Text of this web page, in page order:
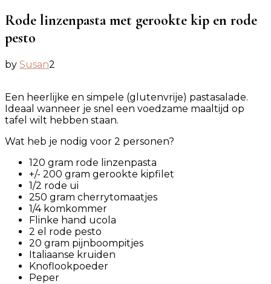
Rode linzenpasta met gerookte kip en rode
pesto
by Susan2
Een heerlijke en simpele (glutenvrije) pastasalade.
Ideaal wanneer je snel een voedzame maaltijd op
tafel wilt hebben staan.
Wat heb je nodig voor 2 personen?
120 gram rode linzenpasta
+/- 200 gram gerookte kipfilet
1/2 rode ui
250 gram cherrytomaatjes
1/4 komkommer
Flinke hand ucola
2 el rode pesto
20 gram pijnboompitjes
Italiaanse kruiden
Knoflookpoeder
Peper